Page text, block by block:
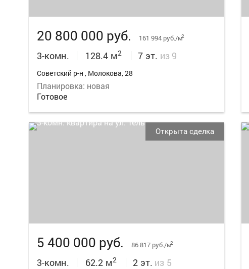
20 800 000 руб. 161 994 руб./м2
3-комн. 128.4 м2 7 эт. из 9
Советский р-н , Молокова, 28
Планировка: новая
Готовое
Открыта сделка
5 400 000 руб. 86 817 руб./м2
3-комн. 62.2 м2 2 эт. из 5